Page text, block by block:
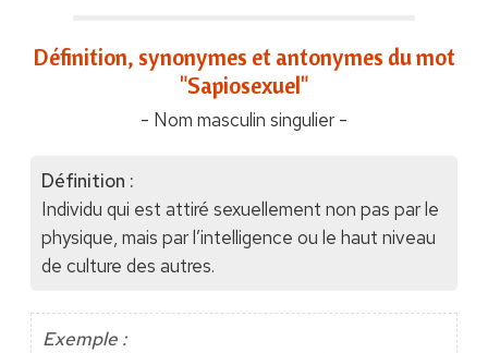
Définition, synonymes et antonymes du mot
"Sapiosexuel"
- Nom masculin singulier -
Définition :
Individu qui est attiré sexuellement non pas par le
physique, mais par l’intelligence ou le haut niveau
de culture des autres.
Exemple :